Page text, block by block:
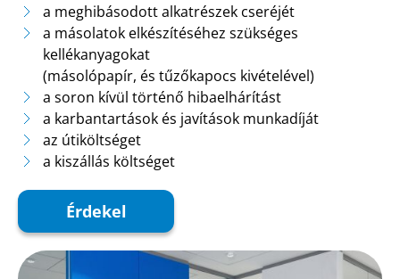
a meghibásodott alkatrészek cseréjét
a másolatok elkészítéséhez szükséges
kellékanyagokat
(másolópapír, és tűzőkapocs kivételével)
a soron kívül történő hibaelhárítást
a karbantartások és javítások munkadíját
az útiköltséget
a kiszállás költséget
Érdekel